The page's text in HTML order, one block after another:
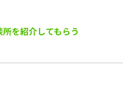
所を紹介してもらう